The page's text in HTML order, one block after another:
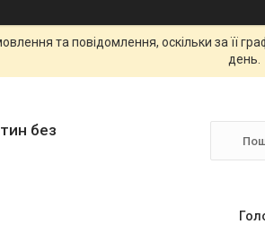
та повідомлення, оскільки за її
день.
без